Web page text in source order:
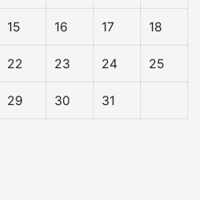
15 16 17 18
22 23 24 25
29 30 31